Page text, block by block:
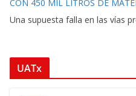
CON 450 MIL LITROS DE
Una supuesta falla en las vías
UATx